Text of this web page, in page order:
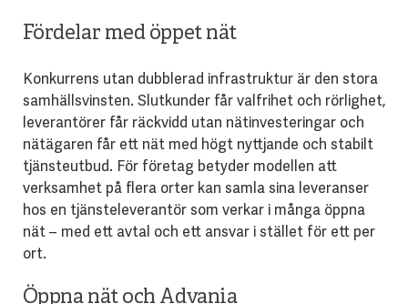
Fördelar med öppet nät
Konkurrens utan dubblerad infrastruktur är den stora
samhällsvinsten. Slutkunder får valfrihet och rörlighet,
leverantörer får räckvidd utan nätinvesteringar och
nätägaren får ett nät med högt nyttjande och stabilt
tjänsteutbud. För företag betyder modellen att
verksamhet på flera orter kan samla sina leveranser
hos en tjänsteleverantör som verkar i många öppna
nät – med ett avtal och ett ansvar i stället för ett per
ort.
Öppna nät och Advania